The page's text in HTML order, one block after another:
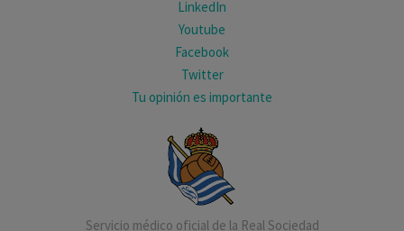
LinkedIn
Youtube
Facebook
Twitter
Tu opinión es importante
Servicio médico oficial de la Real Sociedad